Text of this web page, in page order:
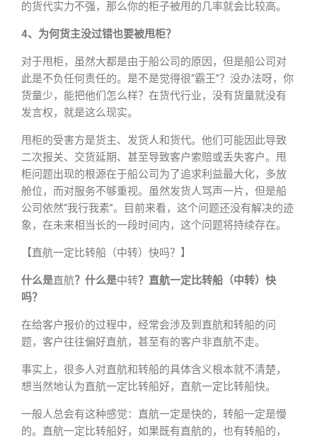
的货代实力不强，那么你的柜子被甩的几率就会比较高。
4、为何货主没过错也要被甩柜？
对于甩柜，虽然大都是由于船公司的原因，但是船公司对
此是不负任何责任的。是不是觉得很“霸王”？没办法呀，你
货量少，能把他们怎么样？在货代行业，没有货量就没有
发言权，就是这么现实。
甩柜的受害方是货主、发货人和货代。他们可能因此导致
二次报关、交货延期、甚至导致客户索赔或丢失客户。甩
柜问题出现的根源在于船公司为了追求利益最大化，多放
舱位，而对服务不够重视。虽然发货人骂声一片，但是船
公司依然“我行我素”。目前来看，这个问题还没有解决的迹
象，在未来相当长的一段时间内，这个问题将持续存在。
【直航一定比转船（中转）快吗？】
什么是直航？什么是中转？直航一定比转船（中转）快
吗？
在给客户报价的过程中，经常会涉及到直航和转船的问
题，客户往往偏好直航，甚至有的客户非直航不走。
事实上，很多人对直航和转船的具体含义根本就不清楚，
想当然地认为直航一定比转船好，直航一定比转船快。
一般人总会有这种感觉：直航一定是快的，转船一定是慢
的。直航一定比转船好，如果既有直航的，也有转船的，